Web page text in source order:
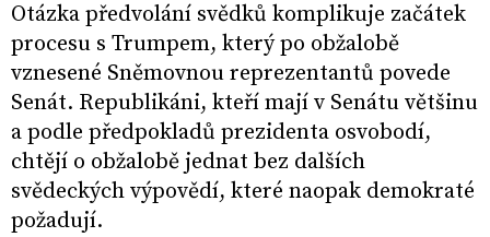
Otázka předvolání svědků komplikuje začátek
procesu s Trumpem, který po obžalobě
vznesené Sněmovnou reprezentantů povede
Senát. Republikáni, kteří mají v Senátu většinu
a podle předpokladů prezidenta osvobodí,
chtějí o obžalobě jednat bez dalších
svědeckých výpovědí, které naopak demokraté
požadují.